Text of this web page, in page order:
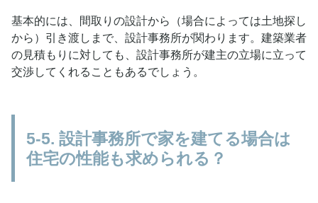
基本的には、間取りの設計から（場合によっては土地探し
から）引き渡しまで、設計事務所が関わります。建築業者
の見積もりに対しても、設計事務所が建主の立場に立って
交渉してくれることもあるでしょう。
5-5. 設計事務所で家を建てる場合は
住宅の性能も求められる？